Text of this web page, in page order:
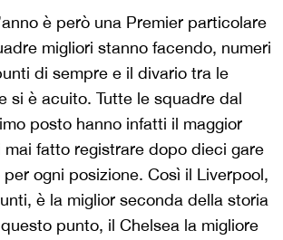
è però una Premier particolare
migliori stanno facendo, numeri
di sempre e il divario tra le
si è acuito. Tutte le squadre dal
posto hanno infatti il maggior
mai fatto registrare dopo dieci gare
ogni posizione. Così il Liverpool,
è la miglior seconda della storia
punto, il Chelsea la migliore